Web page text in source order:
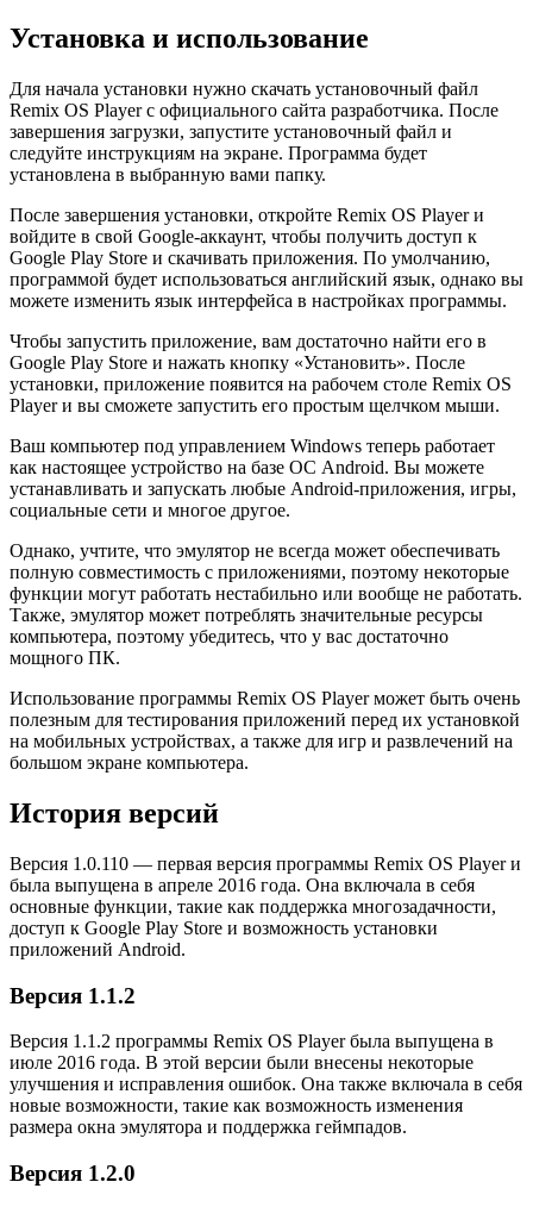
Установка и использование
Для начала установки нужно скачать установочный файл
Remix OS Player с официального сайта разработчика. После
завершения загрузки, запустите установочный файл и
следуйте инструкциям на экране. Программа будет
установлена в выбранную вами папку.
После завершения установки, откройте Remix OS Player и
войдите в свой Google-аккаунт, чтобы получить доступ к
Google Play Store и скачивать приложения. По умолчанию,
программой будет использоваться английский язык, однако вы
можете изменить язык интерфейса в настройках программы.
Чтобы запустить приложение, вам достаточно найти его в
Google Play Store и нажать кнопку «Установить». После
установки, приложение появится на рабочем столе Remix OS
Player и вы сможете запустить его простым щелчком мыши.
Ваш компьютер под управлением Windows теперь работает
как настоящее устройство на базе ОС Android. Вы можете
устанавливать и запускать любые Android-приложения, игры,
социальные сети и многое другое.
Однако, учтите, что эмулятор не всегда может обеспечивать
полную совместимость с приложениями, поэтому некоторые
функции могут работать нестабильно или вообще не работать.
Также, эмулятор может потреблять значительные ресурсы
компьютера, поэтому убедитесь, что у вас достаточно
мощного ПК.
Использование программы Remix OS Player может быть очень
полезным для тестирования приложений перед их установкой
на мобильных устройствах, а также для игр и развлечений на
большом экране компьютера.
История версий
Версия 1.0.110 — первая версия программы Remix OS Player и
была выпущена в апреле 2016 года. Она включала в себя
основные функции, такие как поддержка многозадачности,
доступ к Google Play Store и возможность установки
приложений Android.
Версия 1.1.2
Версия 1.1.2 программы Remix OS Player была выпущена в
июле 2016 года. В этой версии были внесены некоторые
улучшения и исправления ошибок. Она также включала в себя
новые возможности, такие как возможность изменения
размера окна эмулятора и поддержка геймпадов.
Версия 1.2.0